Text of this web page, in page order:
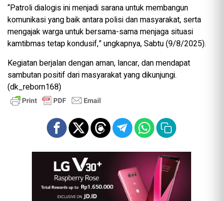
“Patroli dialogis ini menjadi sarana untuk membangun
komunikasi yang baik antara polisi dan masyarakat, serta
mengajak warga untuk bersama-sama menjaga situasi
kamtibmas tetap kondusif,” ungkapnya, Sabtu (9/8/2025).
Kegiatan berjalan dengan aman, lancar, dan mendapat
sambutan positif dari masyarakat yang dikunjungi.
(dk_reborn168)